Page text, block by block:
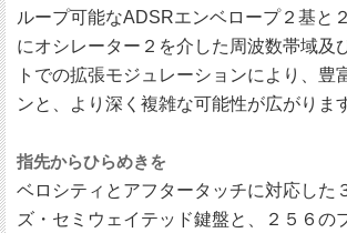
ループ可能なADSRエンベロープ２基と
にオシレーター２を介した周波数帯域及
トでの拡張モジュレーションにより、豊
ンと、より深く複雑な可能性が広がりま
指先からひらめきを
ベロシティとアフタータッチに対応した
ズ・セミウェイテッド鍵盤と、２５６の